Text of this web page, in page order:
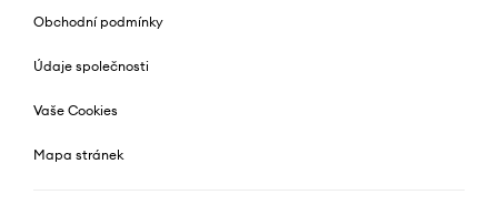
Obchodní podmínky
Údaje společnosti
Vaše Cookies
Mapa stránek